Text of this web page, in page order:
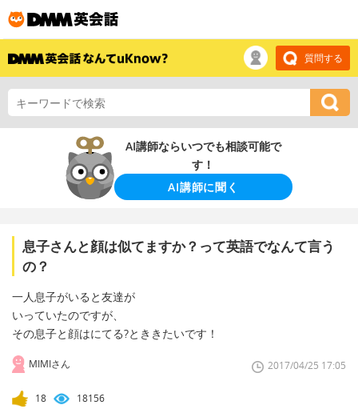
質問する
AI講師ならいつでも相談可能で
す！
AI講師に聞く
息子さんと顔は似てますか？って英語でなんて言う
の？
一人息子がいると友達が
いっていたのですが、
その息子と顔はにてる?とききたいです！
MIMIさん 2017/04/25 17:05
18 18156